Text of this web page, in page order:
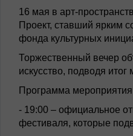
16 мая в арт-
Проект, ставший ярким
фонда культурных
Торжественный вечер
искусство, подводя
Программа
- 19:00 – официальное
фестиваля, которые